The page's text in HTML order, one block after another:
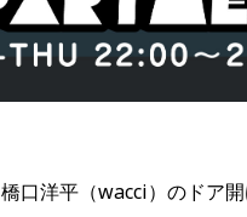
橋口洋平（wacci）のドア開